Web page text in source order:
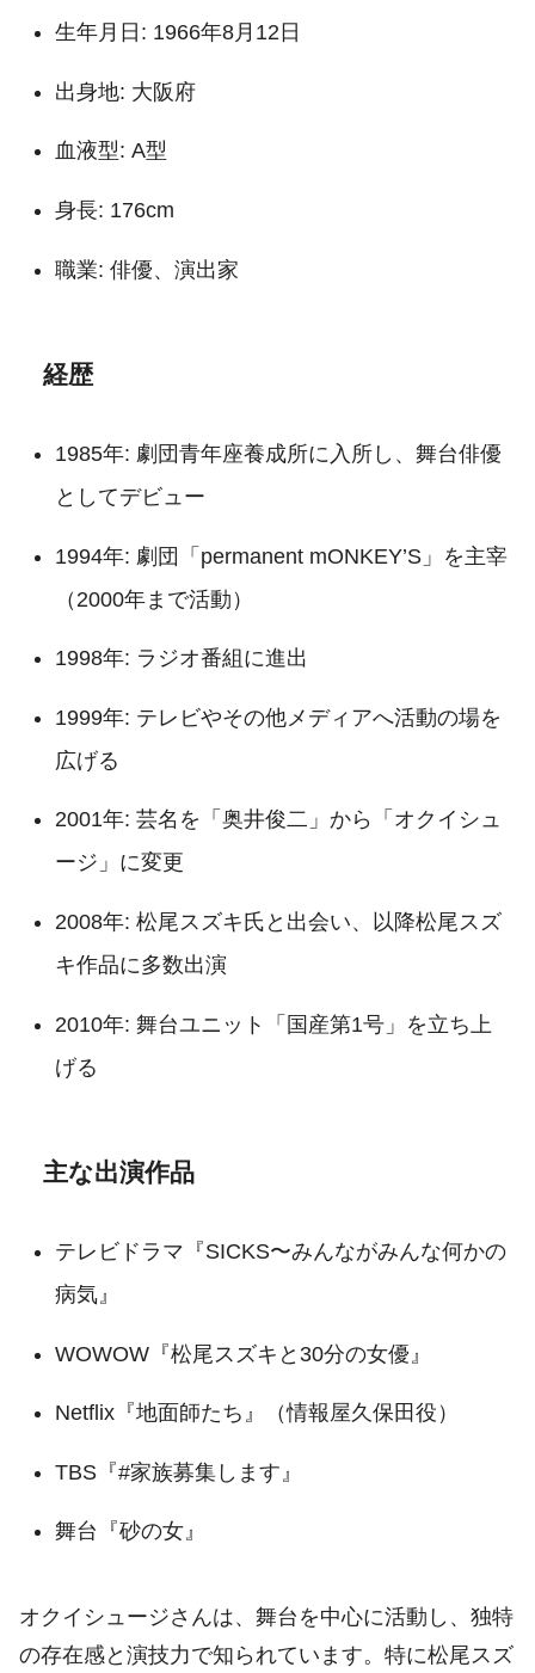
生年月日: 1966年8月12日
出身地: 大阪府
血液型: A型
身長: 176cm
職業: 俳優、演出家
経歴
1985年: 劇団青年座養成所に入所し、舞台俳優
としてデビュー
1994年: 劇団「permanent mONKEY’S」を主宰
（2000年まで活動）
1998年: ラジオ番組に進出
1999年: テレビやその他メディアへ活動の場を
広げる
2001年: 芸名を「奥井俊二」から「オクイシュ
ージ」に変更
2008年: 松尾スズキ氏と出会い、以降松尾スズ
キ作品に多数出演
2010年: 舞台ユニット「国産第1号」を立ち上
げる
主な出演作品
テレビドラマ『SICKS〜みんながみんな何かの
病気』
WOWOW『松尾スズキと30分の女優』
Netflix『地面師たち』（情報屋久保田役）
TBS『#家族募集します』
舞台『砂の女』
オクイシュージさんは、舞台を中心に活動し、独特
の存在感と演技力で知られています。特に松尾スズ